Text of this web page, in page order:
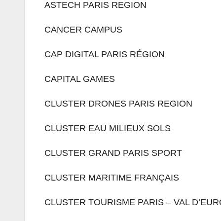
ASTECH PARIS REGION
CANCER CAMPUS
CAP DIGITAL PARIS RÉGION
CAPITAL GAMES
CLUSTER DRONES PARIS REGION
CLUSTER EAU MILIEUX SOLS
CLUSTER GRAND PARIS SPORT
CLUSTER MARITIME FRANÇAIS
CLUSTER TOURISME PARIS – VAL